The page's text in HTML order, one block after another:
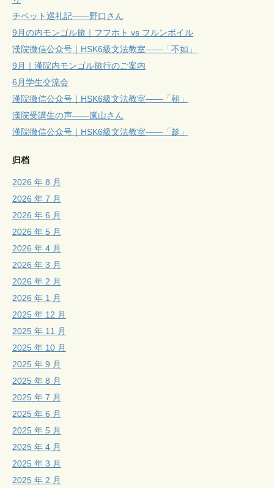
チベット巡礼記——野口さん
9月の内モンゴル旅｜フフホト vs フルンボイル
漢院微信公众号｜HSK6級文法教室——「不如」
9月｜漢院内モンゴル旅行のご案内
6月学生交流会
漢院微信公众号｜HSK6級文法教室——「朝」
漢院受講生の声——嵐山さん
漢院微信公众号｜HSK6級文法教室——「趁」
归档
2026 年 8 月
2026 年 7 月
2026 年 6 月
2026 年 5 月
2026 年 4 月
2026 年 3 月
2026 年 2 月
2026 年 1 月
2025 年 12 月
2025 年 11 月
2025 年 10 月
2025 年 9 月
2025 年 8 月
2025 年 7 月
2025 年 6 月
2025 年 5 月
2025 年 4 月
2025 年 3 月
2025 年 2 月